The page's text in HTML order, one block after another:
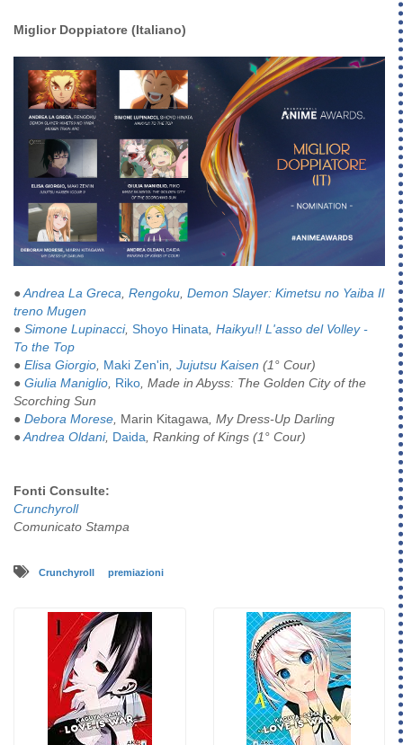
Miglior Doppiatore (Italiano)
●Andrea La Greca Rengoku Demon Slayer: Kimetsu no Yaiba Il
treno Mugen
● Simone Lupinacci, Shoyo Hinata Haikyu!! L'asso del Volley -
To the Top
● Elisa Giorgio Maki Zen'in Jujutsu Kaisen (1° Cour)
● Giulia Maniglio Riko , Made in Abyss: The Golden City of the
Scorching Sun
● Debora Morese Marin Kitagawa , My Dress-Up Darling
●Andrea Oldani, Daida , Ranking of Kings (1° Cour)
Fonti Consulte:
Crunchyroll
Comunicato Stampa
Crunchyroll premiazioni